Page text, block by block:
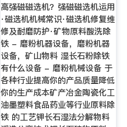
高强磁磁选机？强磁磁选机运用
·磁选机机械常识·磁选机修复维
修及耐磨防护·矿物原料酸洗除
铁 - 磨粉机器设备，磨粉机器
设备，矿山物料 湿长石粉除铁
有什么设备 - 磨粉机械设备 于
各种行业提高你的产品质量降低
你的生产成本矿产冶金陶瓷化工
油墨塑料食品药业等行业原料除
铁 的工艺钾长石湿法分解物料